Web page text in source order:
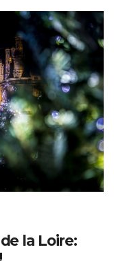
la Loire: